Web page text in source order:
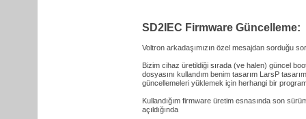
SD2IEC Firmware Güncelleme:
Voltron arkadaşımızın özel mesajdan sorduğu
Bizim cihaz üretildiği sırada (ve halen) güncel
dosyasını kullandım benim tasarım LarsP
güncellemeleri yüklemek için herhangi bir
Kullandığım firmware üretim esnasında son
açıldığında